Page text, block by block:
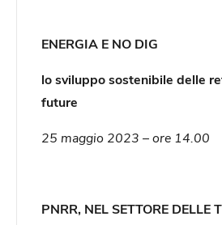
ENERGIA E NO DIG
lo sviluppo sostenibile delle
future
25 maggio 2023 – ore 14.00
PNRR, NEL SETTORE DELLE